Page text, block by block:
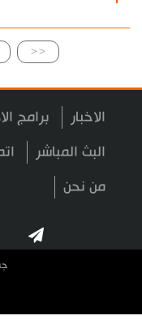
<<
الاخبار برامج
البث المباشر
من نحن